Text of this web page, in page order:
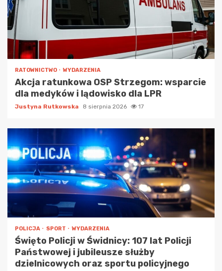
RATOWNICTWO WYDARZENIA
Akcja ratunkowa OSP Strzegom: wsparcie
dla medyków i lądowisko dla LPR
Justyna Rutkowska 8 sierpnia 2026 17
POLICJA SPORT WYDARZENIA
Święto Policji w Świdnicy: 107 lat Policji
Państwowej i jubileusze służby
dzielnicowych oraz sportu policyjnego